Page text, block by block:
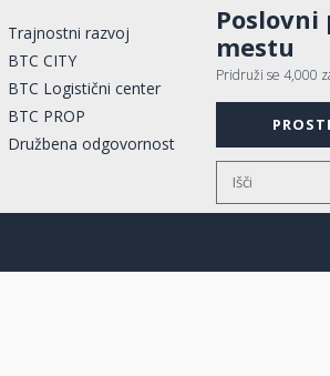
Trajnostni razvoj
BTC CITY
BTC Logistični center
BTC PROP
Družbena odgovornost
mestu
Pridruži se 4,000